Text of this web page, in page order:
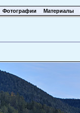
Фотографии Материалы